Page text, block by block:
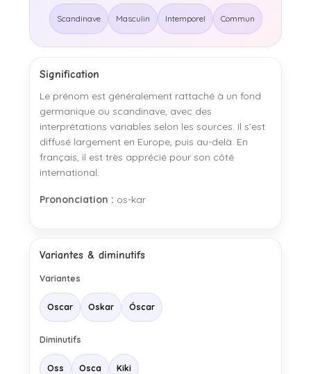
Scandinave Masculin Intemporel Commun
Signification
Le prénom est généralement rattaché à un fond
germanique ou scandinave, avec des
interprétations variables selon les sources. Il s’est
diffusé largement en Europe, puis au-delà. En
français, il est très apprécié pour son côté
international.
Prononciation : os-kar
Variantes & diminutifs
Variantes
Oscar Oskar Óscar
Diminutifs
Oss Osca Kiki